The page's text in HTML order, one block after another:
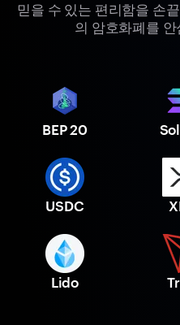
믿을 수 있는 편리함을 손
의 암호화폐를
BEP 20
USDC
Lido